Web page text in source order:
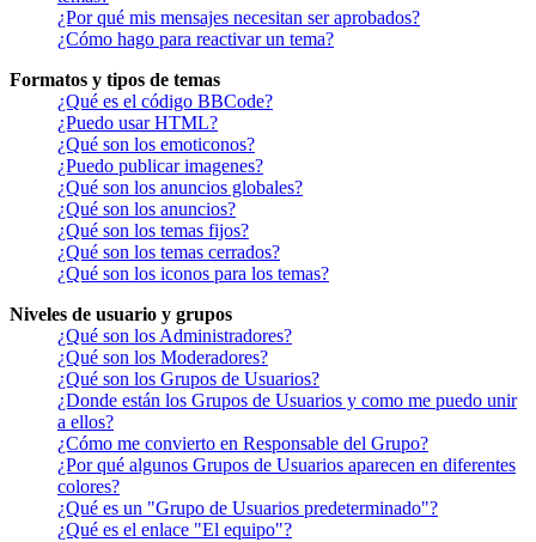
¿Por qué mis mensajes necesitan ser aprobados?
¿Cómo hago para reactivar un tema?
Formatos y tipos de temas
¿Qué es el código BBCode?
¿Puedo usar HTML?
¿Qué son los emoticonos?
¿Puedo publicar imagenes?
¿Qué son los anuncios globales?
¿Qué son los anuncios?
¿Qué son los temas fijos?
¿Qué son los temas cerrados?
¿Qué son los iconos para los temas?
Niveles de usuario y grupos
¿Qué son los Administradores?
¿Qué son los Moderadores?
¿Qué son los Grupos de Usuarios?
¿Donde están los Grupos de Usuarios y como me puedo unir
a ellos?
¿Cómo me convierto en Responsable del Grupo?
¿Por qué algunos Grupos de Usuarios aparecen en diferentes
colores?
¿Qué es un "Grupo de Usuarios predeterminado"?
¿Qué es el enlace "El equipo"?